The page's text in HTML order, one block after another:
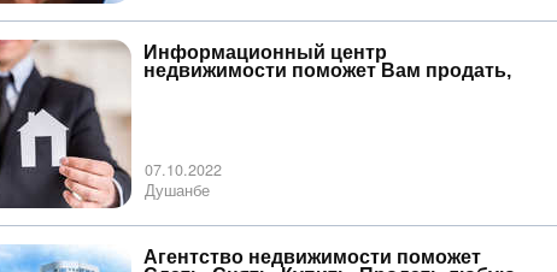
Информационный центр
недвижимости поможет Вам продать,
07.10.2022
Душанбе
Агентство недвижимости поможет